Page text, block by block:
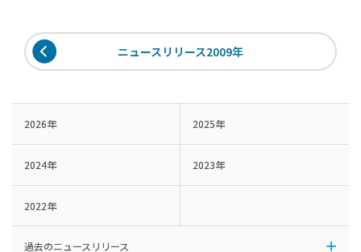
ニュースリリース2009年
2026年 2025年
2024年 2023年
2022年
過去のニュースリリース